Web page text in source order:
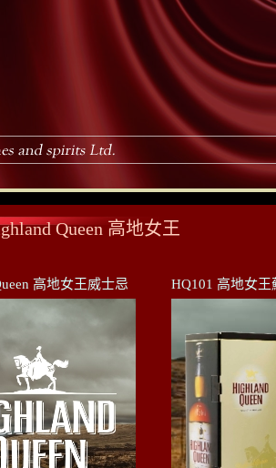
Queen 高地女王
高地女王威士忌 HQ101 高地女